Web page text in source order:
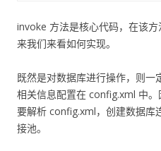
invoke 方法是核心代码，在该
来我们来看如何实现。
既然是对数据库进行操作，则
相关信息配置在 config.xml 中
要解析 config.xml，创建数据库
接池。